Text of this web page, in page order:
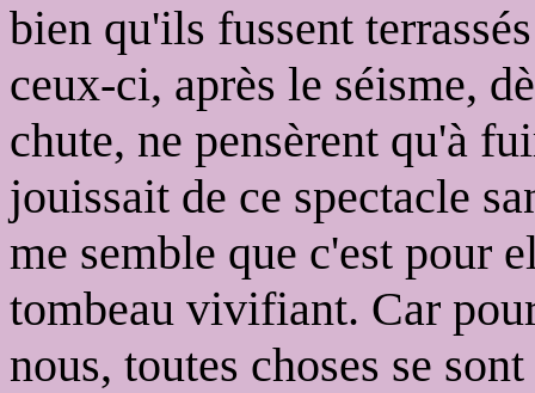
bien qu'ils fussent
ceux-ci, après le séisme,
chute, ne pensèrent qu'à
jouissait de ce spectacle
me semble que c'est pour
tombeau vivifiant. Car
nous, toutes choses se